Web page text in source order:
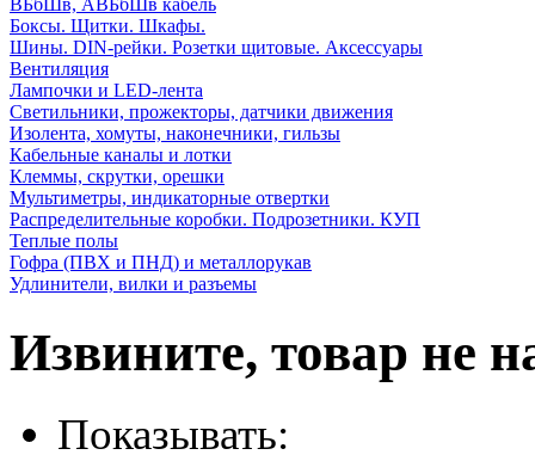
ВБбШв, АВБбШв кабель
Боксы. Щитки. Шкафы.
Шины. DIN-рейки. Розетки щитовые. Аксессуары
Вентиляция
Лампочки и LED-лента
Светильники, прожекторы, датчики движения
Изолента, хомуты, наконечники, гильзы
Кабельные каналы и лотки
Клеммы, скрутки, орешки
Мультиметры, индикаторные отвертки
Распределительные коробки. Подрозетники. КУП
Теплые полы
Гофра (ПВХ и ПНД) и металлорукав
Удлинители, вилки и разъемы
Извините, товар не
Показывать: